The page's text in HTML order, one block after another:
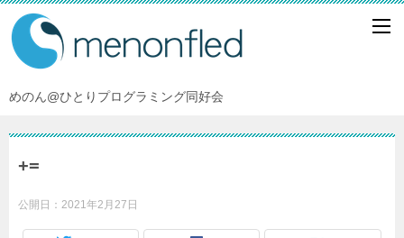
めのん@ひとりプログラミング同好会
+=
公開日： 2021年2月27日